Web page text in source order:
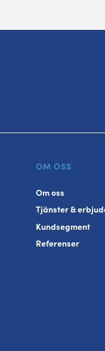
OM OSS
Om oss
Tjänster &
Kundsegment
Referenser